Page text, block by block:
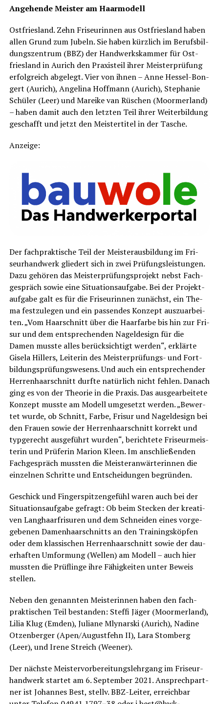
Ange­hen­de Meis­ter am Haarmodell
Ost­fries­land. Zehn Fri­seu­rin­nen aus Ost­fries­land haben
allen Grund zum Jubeln. Sie haben kürz­lich im Berufs­bil­
dungs­zen­trum (BBZ) der Hand­werks­kam­mer für Ost­
fries­land in Aurich den Pra­xis­teil ihrer Meis­ter­prü­fung
erfolg­reich abge­legt. Vier von ihnen – Anne Hes­sel-Bon­
gert (Aurich), Ange­li­na Hoff­mann (Aurich), Ste­pha­nie
Schü­ler (Leer) und Marei­ke van Rüschen (Moorm­er­land)
– haben damit auch den letz­ten Teil ihrer Wei­ter­bil­dung
geschafft und jetzt den Meis­ter­ti­tel in der Tasche.
Anzei­ge:
Der fach­prak­ti­sche Teil der Meis­ter­aus­bil­dung im Fri­
seur­hand­werk glie­dert sich in zwei Prü­fungs­leis­tun­gen.
Dazu gehö­ren das Meis­ter­prü­fungs­pro­jekt nebst Fach­
ge­spräch sowie eine Situa­ti­ons­auf­ga­be. Bei der Pro­jekt­
auf­ga­be galt es für die Fri­seu­rin­nen zunächst, ein The­
ma fest­zu­le­gen und ein pas­sen­des Kon­zept aus­zu­ar­bei­
ten. „Vom Haar­schnitt über die Haar­far­be bis hin zur Fri­
sur und dem ent­spre­chen­den Nagel­de­sign für die
Damen muss­te alles berück­sich­tigt wer­den“, erklär­te
Gise­la Hil­lers, Lei­te­rin des Meis­ter­prü­fungs- und Fort­
bil­dungs­prü­fungs­we­sens. Und auch ein ent­spre­chen­der
Her­ren­haar­schnitt durf­te natür­lich nicht feh­len. Danach
ging es von der Theo­rie in die Pra­xis. Das aus­ge­ar­bei­te­te
Kon­zept muss­te am Modell umge­setzt wer­den. „Bewer­
tet wur­de, ob Schnitt, Far­be, Fri­sur und Nagel­de­sign bei
den Frau­en sowie der Her­ren­haar­schnitt kor­rekt und
typ­ge­recht aus­ge­führt wur­den“, berich­te­te Fri­seur­meis­
te­rin und Prü­fe­rin Mari­on Kleen. Im anschlie­ßen­den
Fach­ge­spräch muss­ten die Meis­ter­an­wär­te­rin­nen die
ein­zel­nen Schrit­te und Ent­schei­dun­gen begründen.
Geschick und Fin­ger­spit­zen­ge­fühl waren auch bei der
Situa­ti­ons­auf­ga­be gefragt: Ob beim Ste­cken der krea­ti­
ven Lang­haar­fri­su­ren und dem Schnei­den eines vor­ge­
ge­be­nen Damen­haar­schnitts an den Trai­nings­köp­fen
oder dem klas­si­schen Her­ren­haar­schnitt sowie der dau­
er­haf­ten Umfor­mung (Wel­len) am Modell – auch hier
muss­ten die Prüf­lin­ge ihre Fähig­kei­ten unter Beweis
stellen.
Neben den genann­ten Meis­te­rin­nen haben den fach­
prak­ti­schen Teil bestan­den: Stef­fi Jäger (Moorm­er­land),
Lilia Klug (Emden), Julia­ne Mly­nar­ski (Aurich), Nadi­ne
Otzen­ber­ger (Apen/Augustfehn II), Lara Stom­berg
(Leer), und Ire­ne Streich (Wee­ner).
Der nächs­te Meis­ter­vor­be­rei­tungs­lehr­gang im Fri­seur­
hand­werk star­tet am 6. Sep­tem­ber 2021. Ansprech­part­
ner ist Johan­nes Best, stellv. BBZ-Lei­ter, erreich­bar